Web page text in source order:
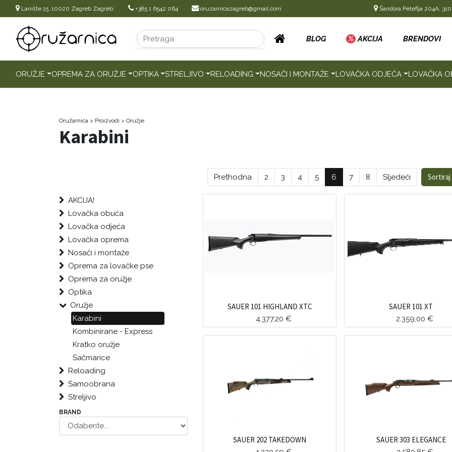
Lanište 15, 10020 Zagreb Zagreb: +385 1 6542 064 oruzarnicazagreb@gmail.com Šandora Petefija 204A,
BLOG % AKCIJA BRENDOVI
ORUŽJE OPREMA ZA ORUŽJE OPTIKA STRELJIVO RELOADING NOSAČI I MONTAŽE LOVAČKA ODJEĆA LOVAČKA
Oružarnica > Proizvodi > Oružje
Karabini
Prethodna 2 3 4 5 6 7 8 Sljedeći Sortiraj
AKCIJA!
Lovačka obuća
Lovačka odjeća
Lovačka oprema
Nosači i montaže
Oprema za lovačke pse
Oprema za oružje
Optika
Oružje
Karabini
Kombinirane - Express
Kratko oružje
Sačmarice
Reloading
Samoobrana
Streljivo
BRAND
SAUER 101 HIGHLAND XTC
4.377,20 €
SAUER 101 XT
2.359,00 €
SAUER 202 TAKEDOWN SAUER 303 ELEGANCE